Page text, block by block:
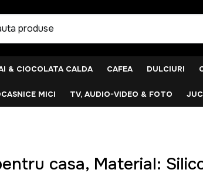
& CIOCOLATA CALDA CAFEA DULCIURI
MICI TV, AUDIO-VIDEO & FOTO
casa, Material: